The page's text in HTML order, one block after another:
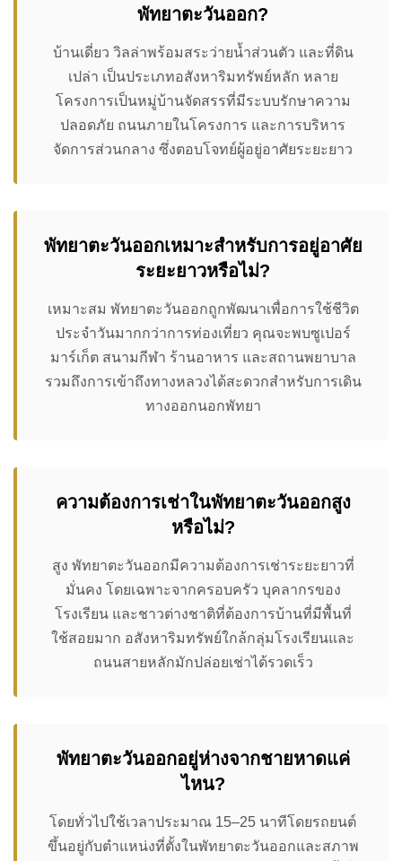
พัทยาตะวันออก?
บ้านเดี่ยว วิลล่าพร้อมสระว่ายน้ำส่วนตัว และที่ดิน
เปล่า เป็นประเภทอสังหาริมทรัพย์หลัก หลาย
โครงการเป็นหมู่บ้านจัดสรรที่มีระบบรักษาความ
ปลอดภัย ถนนภายในโครงการ และการบริหาร
จัดการส่วนกลาง ซึ่งตอบโจทย์ผู้อยู่อาศัยระยะยาว
พัทยาตะวันออกเหมาะสำหรับการอยู่อาศัย
ระยะยาวหรือไม่?
เหมาะสม พัทยาตะวันออกถูกพัฒนาเพื่อการใช้ชีวิต
ประจำวันมากกว่าการท่องเที่ยว คุณจะพบซูเปอร์
มาร์เก็ต สนามกีฬา ร้านอาหาร และสถานพยาบาล
รวมถึงการเข้าถึงทางหลวงได้สะดวกสำหรับการเดิน
ทางออกนอกพัทยา
ความต้องการเช่าในพัทยาตะวันออกสูง
หรือไม่?
สูง พัทยาตะวันออกมีความต้องการเช่าระยะยาวที่
มั่นคง โดยเฉพาะจากครอบครัว บุคลากรของ
โรงเรียน และชาวต่างชาติที่ต้องการบ้านที่มีพื้นที่
ใช้สอยมาก อสังหาริมทรัพย์ใกล้กลุ่มโรงเรียนและ
ถนนสายหลักมักปล่อยเช่าได้รวดเร็ว
พัทยาตะวันออกอยู่ห่างจากชายหาดแค่
ไหน?
โดยทั่วไปใช้เวลาประมาณ 15–25 นาทีโดยรถยนต์
ขึ้นอยู่กับตำแหน่งที่ตั้งในพัทยาตะวันออกและสภาพ